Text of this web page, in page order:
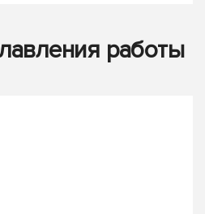
работы